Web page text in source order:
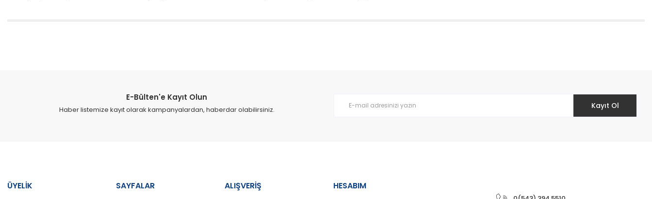
Ürün fiyatı diğer sitelerden daha pahalı.
Gönder
E-Bülten'e Kayıt Olun
Haber listemize kayıt olarak kampanyalardan, haberdar olabilirsiniz. Kayıt Ol
ÜYELİK SAYFALAR ALIŞVERİŞ HESABIM